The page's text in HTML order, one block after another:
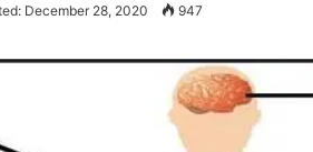
December 28, 2020 947